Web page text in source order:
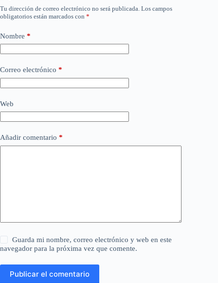
Tu dirección de correo electrónico no será publicada. Los campos
obligatorios están marcados con *
Nombre *
Correo electrónico *
Web
Añadir comentario *
Guarda mi nombre, correo electrónico y web en este
navegador para la próxima vez que comente.
Publicar el comentario